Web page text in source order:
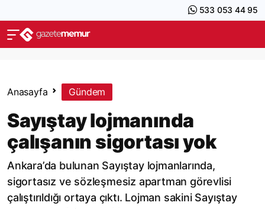
533 053 44 95
Anasayfa Gündem
Sayıştay lojmanında
çalışanın sigortası yok
Ankara’da bulunan Sayıştay lojmanlarında,
sigortasız ve sözleşmesiz apartman görevlisi
çalıştırıldığı ortaya çıktı. Lojman sakini Sayıştay